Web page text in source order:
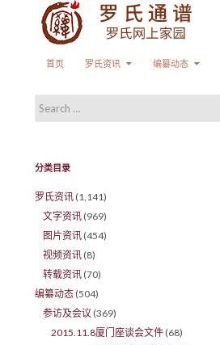
首页
罗氏资讯 编纂动态
Search for:
分类目录
罗氏资讯 (1,141)
文字资讯 (969)
图片资讯 (454)
视频资讯 (8)
转载资讯 (70)
编纂动态 (504)
参访及会议 (369)
2015.11.8厦门座谈会文件 (68)